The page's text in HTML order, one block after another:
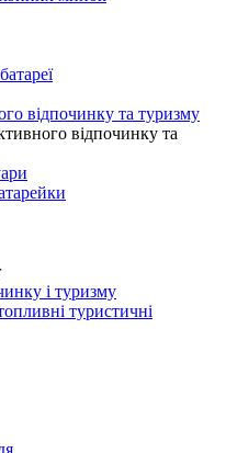
відпочинку та туризму
відпочинку та
і туризму
туристичні